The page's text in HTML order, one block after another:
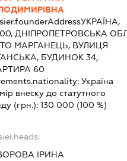
УКРАЇНА,
ДНІПРОПЕТРОВСЬКА
МАРГАНЕЦЬ, ВУЛИЦЯ
БУДИНОК 34,
60
Україна
внеску до статутного
(грн.):130 000 (100 %)
ІРИНА